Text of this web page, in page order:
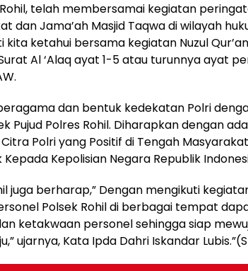
telah membersamai kegiatan
dan Jama’ah Masjid Taqwa di wilayah
kita ketahui bersama kegiatan Nuzul
Al ‘Alaq ayat 1-5 atau turunnya ayat
dan bentuk kedekatan Polri
Pujud Polres Rohil. Diharapkan dengan
Polri yang Positif di Tengah
Kepolisian Negara Republik
juga berharap,” Dengan mengikuti
Polsek Rohil di berbagai tempat
ketakwaan personel sehingga siap
ujarnya, Kata Ipda Dahri Iskandar